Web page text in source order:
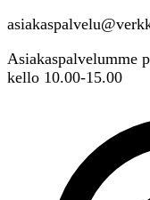
Asiakaspalvelumme
kello 10.00-15.00